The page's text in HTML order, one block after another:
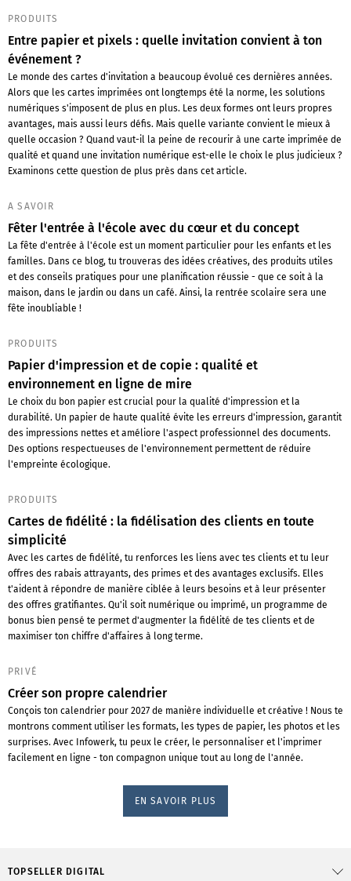
PRODUITS
Entre papier et pixels : quelle invitation convient à ton
événement ?
Le monde des cartes d'invitation a beaucoup évolué ces dernières années.
Alors que les cartes imprimées ont longtemps été la norme, les solutions
numériques s'imposent de plus en plus. Les deux formes ont leurs propres
avantages, mais aussi leurs défis. Mais quelle variante convient le mieux à
quelle occasion ? Quand vaut-il la peine de recourir à une carte imprimée de
qualité et quand une invitation numérique est-elle le choix le plus judicieux ?
Examinons cette question de plus près dans cet article.
A SAVOIR
Fêter l'entrée à l'école avec du cœur et du concept
La fête d'entrée à l'école est un moment particulier pour les enfants et les
familles. Dans ce blog, tu trouveras des idées créatives, des produits utiles
et des conseils pratiques pour une planification réussie - que ce soit à la
maison, dans le jardin ou dans un café. Ainsi, la rentrée scolaire sera une
fête inoubliable !
PRODUITS
Papier d'impression et de copie : qualité et
environnement en ligne de mire
Le choix du bon papier est crucial pour la qualité d'impression et la
durabilité. Un papier de haute qualité évite les erreurs d'impression, garantit
des impressions nettes et améliore l'aspect professionnel des documents.
Des options respectueuses de l'environnement permettent de réduire
l'empreinte écologique.
PRODUITS
Cartes de fidélité : la fidélisation des clients en toute
simplicité
Avec les cartes de fidélité, tu renforces les liens avec tes clients et tu leur
offres des rabais attrayants, des primes et des avantages exclusifs. Elles
t'aident à répondre de manière ciblée à leurs besoins et à leur présenter
des offres gratifiantes. Qu'il soit numérique ou imprimé, un programme de
bonus bien pensé te permet d'augmenter la fidélité de tes clients et de
maximiser ton chiffre d'affaires à long terme.
PRIVÉ
Créer son propre calendrier
Conçois ton calendrier pour 2027 de manière individuelle et créative ! Nous te
montrons comment utiliser les formats, les types de papier, les photos et les
surprises. Avec Infowerk, tu peux le créer, le personnaliser et l'imprimer
facilement en ligne - ton compagnon unique tout au long de l'année.
EN SAVOIR PLUS
TOPSELLER DIGITAL